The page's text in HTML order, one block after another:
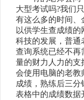
大型考试吗?我们
有这么多的时间、
以供学生查成绩
科技的发展，普通
查询系统已经不再
量的财力人力的支
会使用电脑的老教
成绩，熟练后三分
表格中的成绩数据